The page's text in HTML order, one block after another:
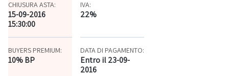
CHIUSURA ASTA:
15-09-2016
15:30:00
IVA:
22%
BUYERS PREMIUM:
10% BP
DATA DI PAGAMENTO:
Entro il 23-09-
2016